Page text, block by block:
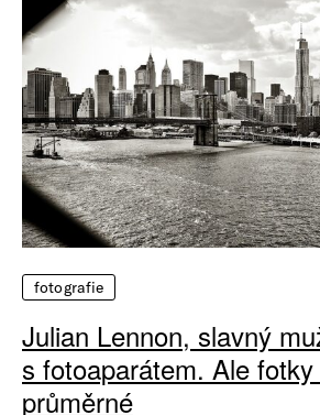
fotografie
Julian Lennon, slavný
s fotoaparátem. Ale
průměrné